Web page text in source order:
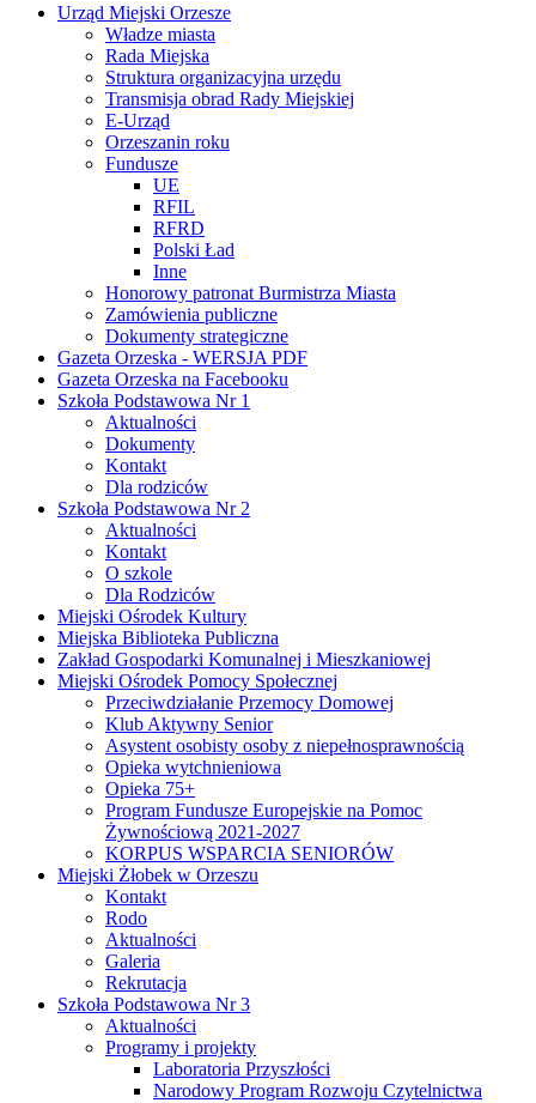
Urząd Miejski Orzesze
Władze miasta
Rada Miejska
Struktura organizacyjna urzędu
Transmisja obrad Rady Miejskiej
E-Urząd
Orzeszanin roku
Fundusze
UE
RFIL
RFRD
Polski Ład
Inne
Honorowy patronat Burmistrza Miasta
Zamówienia publiczne
Dokumenty strategiczne
Gazeta Orzeska - WERSJA PDF
Gazeta Orzeska na Facebooku
Szkoła Podstawowa Nr 1
Aktualności
Dokumenty
Kontakt
Dla rodziców
Szkoła Podstawowa Nr 2
Aktualności
Kontakt
O szkole
Dla Rodziców
Miejski Ośrodek Kultury
Miejska Biblioteka Publiczna
Zakład Gospodarki Komunalnej i Mieszkaniowej
Miejski Ośrodek Pomocy Społecznej
Przeciwdziałanie Przemocy Domowej
Klub Aktywny Senior
Asystent osobisty osoby z niepełnosprawnością
Opieka wytchnieniowa
Opieka 75+
Program Fundusze Europejskie na Pomoc
Żywnościową 2021-2027
KORPUS WSPARCIA SENIORÓW
Miejski Żłobek w Orzeszu
Kontakt
Rodo
Aktualności
Galeria
Rekrutacja
Szkoła Podstawowa Nr 3
Aktualności
Programy i projekty
Laboratoria Przyszłości
Narodowy Program Rozwoju Czytelnictwa